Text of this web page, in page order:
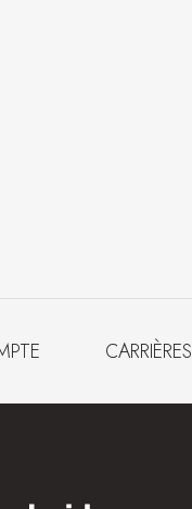
CARRIÈRES